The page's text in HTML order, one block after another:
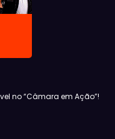
no “Câmara em Ação”!